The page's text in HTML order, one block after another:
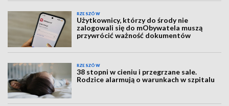
RZESZÓW
Użytkownicy, którzy do środy nie
zalogowali się do mObywatela muszą
przywrócić ważność dokumentów
RZESZÓW
38 stopni w cieniu i przegrzane sale.
Rodzice alarmują o warunkach w szpitalu